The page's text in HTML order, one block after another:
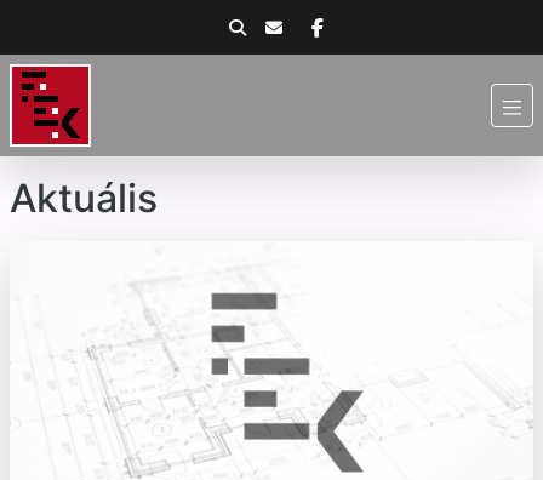
Aktuális